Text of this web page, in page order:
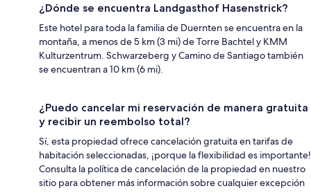
¿Dónde se encuentra Landgasthof Hasenstrick?
Este hotel para toda la familia de Duernten se encuentra en la
montaña, a menos de 5 km (3 mi) de Torre Bachtel y KMM
Kulturzentrum. Schwarzeberg y Camino de Santiago también
se encuentran a 10 km (6 mi).
¿Puedo cancelar mi reservación de manera gratuita
y recibir un reembolso total?
Sí, esta propiedad ofrece cancelación gratuita en tarifas de
habitación seleccionadas, ¡porque la flexibilidad es importante!
Consulta la política de cancelación de la propiedad en nuestro
sitio para obtener más información sobre cualquier excepción